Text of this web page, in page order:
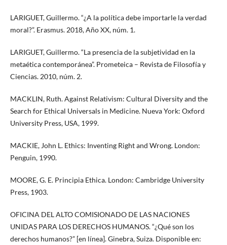
LARIGUET, Guillermo. “¿A la política debe importarle la verdad
moral?”. Erasmus. 2018, Año XX, núm. 1.
LARIGUET, Guillermo. “La presencia de la subjetividad en la
metaética contemporánea”. Prometeica – Revista de Filosofía y
Ciencias. 2010, núm. 2.
MACKLIN, Ruth. Against Relativism: Cultural Diversity and the
Search for Ethical Universals in Medicine. Nueva York: Oxford
University Press, USA, 1999.
MACKIE, John L. Ethics: Inventing Right and Wrong. London:
Penguin, 1990.
MOORE, G. E. Principia Ethica. London: Cambridge University
Press, 1903.
OFICINA DEL ALTO COMISIONADO DE LAS NACIONES
UNIDAS PARA LOS DERECHOS HUMANOS. “¿Qué son los
derechos humanos?” [en línea]. Ginebra, Suiza. Disponible en: